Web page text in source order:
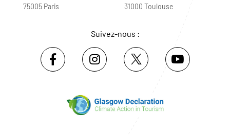
75005 Paris
31000 Toulouse
Suivez-nous :